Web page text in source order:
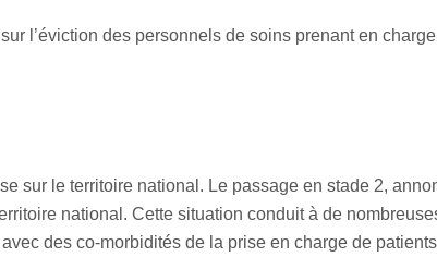
l’éviction des personnels de soins prenant en
sur le territoire national. Le passage en stade 2,
national. Cette situation conduit à de
des co-morbidités de la prise en charge de